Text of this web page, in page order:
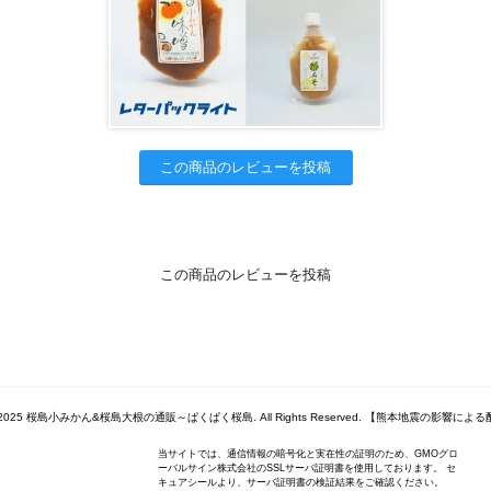
この商品のレビューを投稿
この商品のレビューを投稿
桜島小みかん&桜島大根の通販～ぱくぱく桜島. All Rights Reserved. 【熊本地震の影響による
当サイトでは、通信情報の暗号化と実在性の証明のため、GMOグロ
ーバルサイン株式会社のSSLサーバ証明書を使用しております。 セ
キュアシールより、サーバ証明書の検証結果をご確認ください。